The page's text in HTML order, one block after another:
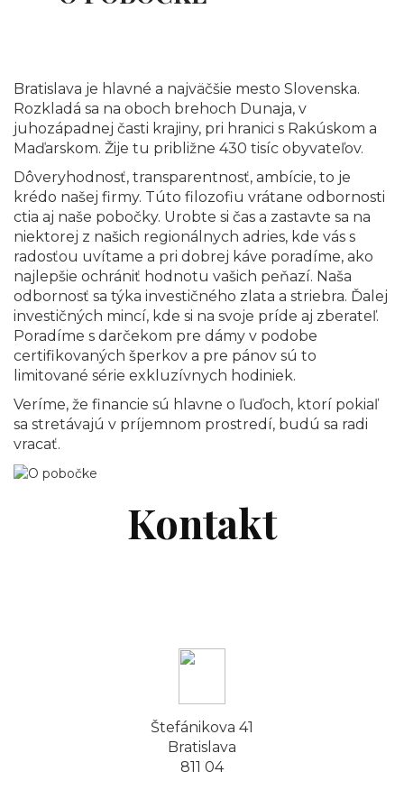
Bratislava je hlavné a najväčšie mesto Slovenska.
Rozkladá sa na oboch brehoch Dunaja, v
juhozápadnej časti krajiny, pri hranici s Rakúskom a
Maďarskom. Žije tu približne 430 tisíc obyvateľov.
Dôveryhodnosť, transparentnosť, ambície, to je
krédo našej firmy. Túto filozofiu vrátane odbornosti
ctia aj naše pobočky. Urobte si čas a zastavte sa na
niektorej z našich regionálnych adries, kde vás s
radosťou uvítame a pri dobrej káve poradíme, ako
najlepšie ochrániť hodnotu vašich peňazí. Naša
odbornosť sa týka investičného zlata a striebra. Ďalej
investičných mincí, kde si na svoje príde aj zberateľ.
Poradíme s darčekom pre dámy v podobe
certifikovaných šperkov a pre pánov sú to
limitované série exkluzívnych hodiniek.
Veríme, že financie sú hlavne o ľuďoch, ktorí pokiaľ
sa stretávajú v príjemnom prostredí, budú sa radi
vracať.
Kontakt
Štefánikova 41
Bratislava
811 04